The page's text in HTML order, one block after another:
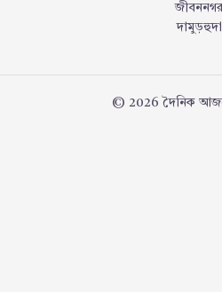
জীবননগর
দামুড়হুদা
© 2026 দৈনিক